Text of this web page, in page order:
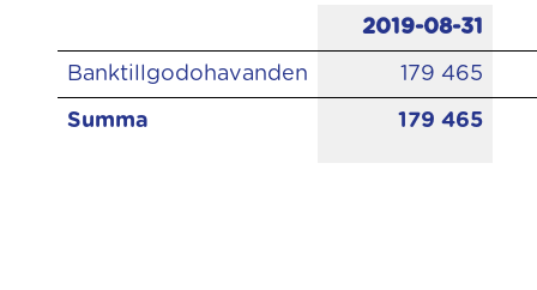
2019-08-31
Banktillgodohavanden 179 465
Summa 179 465